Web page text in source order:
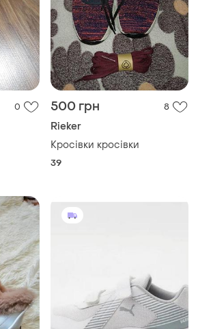
0 500 грн 8
Rieker
Кросівки кросівки
39